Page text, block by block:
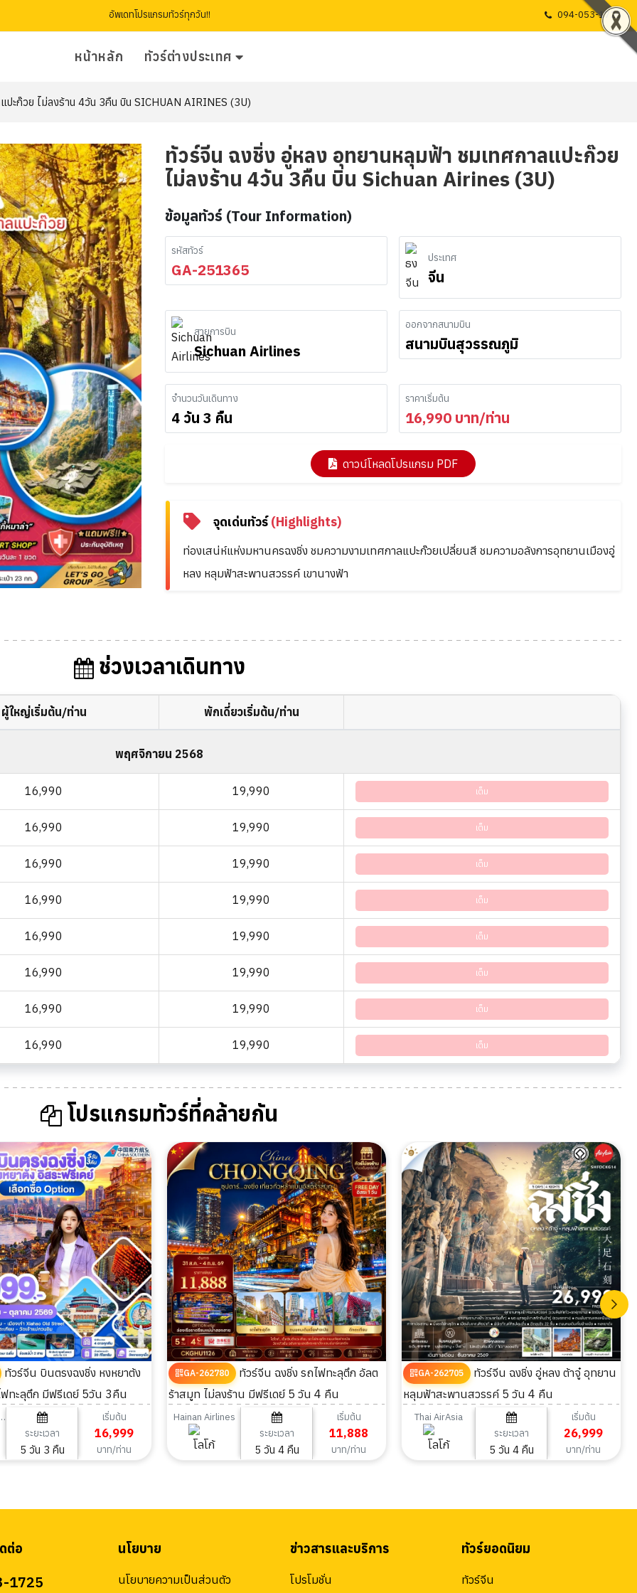
อัพเดทโปรแกรมทัวร์ทุกวัน!! 094-053-1725
หน้าหลัก ทัวร์ต่างประเทศ
ะก๊วย ไม่ลงร้าน 4วัน 3คืน บิน SICHUAN AIRINES (3U)
ทัวร์จีน ฉงชิ่ง อู่หลง อุทยานหลุมฟ้า ชมเทศกาลแปะก๊วย
ไม่ลงร้าน 4วัน 3คืน บิน Sichuan Airines (3U)
ข้อมูลทัวร์ (Tour Information)
รหัสทัวร์
GA-251365
ประเทศ
จีน
สายการบิน
Sichuan Airlines
ออกจากสนามบิน
สนามบินสุวรรณภูมิ
จำนวนวันเดินทาง
4 วัน 3 คืน
ราคาเริ่มต้น
16,990 บาท/ท่าน
ดาวน์โหลดโปรแกรม PDF
จุดเด่นทัวร์(Highlights)
ท่องเสน่ห์แห่งมหานครฉงชิ่ง ชมความงามเทศกาลแปะก๊วยเปลี่ยนสี ชมความอลังการอุทยานเมืองอู่
หลง หลุมฟ้าสะพานสวรรค์ เขานางฟ้า
ช่วงเวลาเดินทาง
ผู้ใหญ่เริ่มต้น/ท่าน พักเดี่ยวเริ่มต้น/ท่าน
พฤศจิกายน 2568
16,990 19,990 เต็ม
16,990 19,990 เต็ม
16,990 19,990 เต็ม
16,990 19,990 เต็ม
16,990 19,990 เต็ม
16,990 19,990 เต็ม
16,990 19,990 เต็ม
16,990 19,990 เต็ม
โปรแกรมทัวร์ที่คล้ายกัน
ทัวร์จีน บินตรงฉงชิ่ง หงหยาต้ง
ฟทะลุตึก มีฟรีเดย์ 5วัน 3คืน
Airlines
ระยะเวลา
5 วัน 3 คืน
เริ่มต้น
16,999
บาท/ท่าน
GA-262780
ทัวร์จีน ฉงชิ่ง รถไฟทะลุตึก อัลต
ร้าสมูท ไม่ลงร้าน มีฟรีเดย์ 5 วัน 4 คืน
Hainan Airlines
ระยะเวลา
5 วัน 4 คืน
เริ่มต้น
11,888
บาท/ท่าน
GA-262705
ทัวร์จีน ฉงชิ่ง อู่หลง ต้าจู๋ อุทยาน
หลุมฟ้าสะพานสวรรค์ 5 วัน 4 คืน
Thai AirAsia
ระยะเวลา
5 วัน 4 คืน
เริ่มต้น
26,999
บาท/ท่าน
ต่อ
1725
นโยบาย
นโยบายความเป็นส่วนตัว
ข่าวสารและบริการ
โปรโมชั่น
ทัวร์ยอดนิยม
ทัวร์จีน